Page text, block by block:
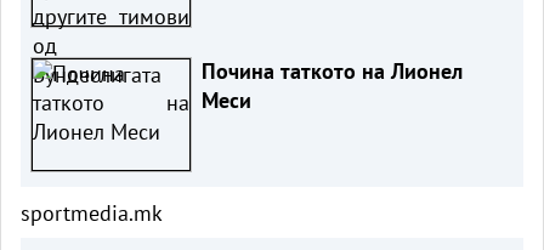
Почина таткото на Лионел
Меси
sportmedia.mk